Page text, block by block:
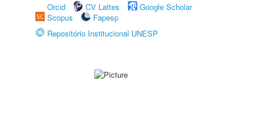
Orcid
CV Lattes
Google Scholar
Scopus
Fapesp
Repositório Institucional UNESP